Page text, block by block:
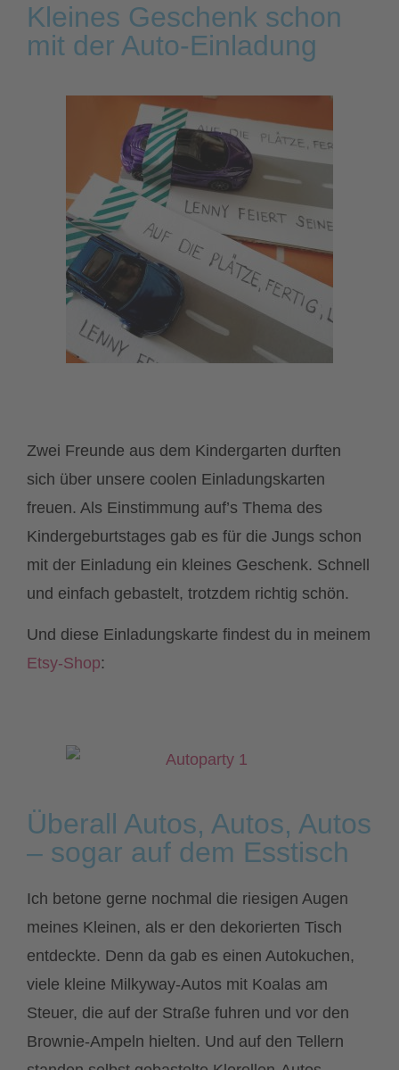
Kleines Geschenk schon
mit der Auto-Einladung
Zwei Freunde aus dem Kindergarten durften
sich über unsere coolen Einladungskarten
freuen. Als Einstimmung auf’s Thema des
Kindergeburtstages gab es für die Jungs schon
mit der Einladung ein kleines Geschenk. Schnell
und einfach gebastelt, trotzdem richtig schön.
Und diese Einladungskarte findest du in meinem
Etsy-Shop:
Überall Autos, Autos, Autos
– sogar auf dem Esstisch
Ich betone gerne nochmal die riesigen Augen
meines Kleinen, als er den dekorierten Tisch
entdeckte. Denn da gab es einen Autokuchen,
viele kleine Milkyway-Autos mit Koalas am
Steuer, die auf der Straße fuhren und vor den
Brownie-Ampeln hielten. Und auf den Tellern